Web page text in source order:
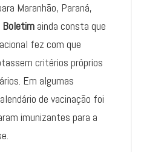
Maranhão, Paraná,
Boletim ainda consta que
fez com que
critérios próprios
Em algumas
de vacinação foi
imunizantes para a